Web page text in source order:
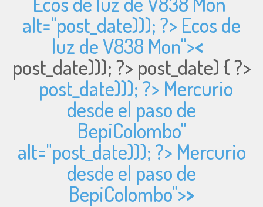
alt="post_date))); ?> Ecos de
luz de V838 Mon"><
post_date))); ?> post_date) { ?>
post_date))); ?> Mercurio
desde el paso de
BepiColombo"
alt="post_date))); ?> Mercurio
desde el paso de
BepiColombo">>